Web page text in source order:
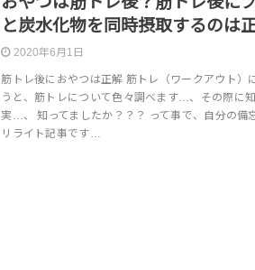
と炭水化物を同時摂取するのは
2020年6月1日
筋トレ後におやつは正解 筋トレ（ワークアウト）
うと、筋トレについて色々調べます…、その際に
実…、 知ってましたか？？？ って事で、自分の備
リライト記事です…